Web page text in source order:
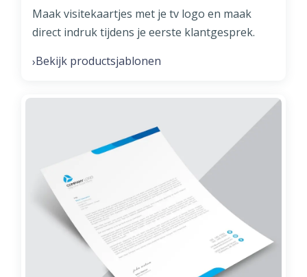
Maak visitekaartjes met je tv logo en maak
direct indruk tijdens je eerste klantgesprek.
›Bekijk productsjablonen